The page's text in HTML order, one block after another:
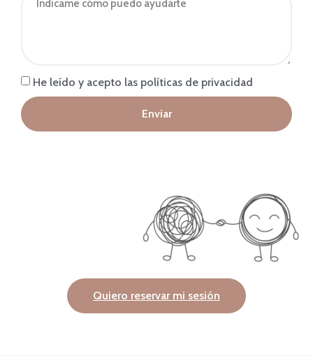
He leído y acepto las políticas de privacidad
Enviar
Quiero reservar mi sesión